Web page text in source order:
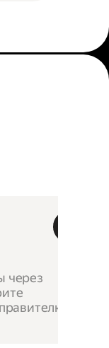
через